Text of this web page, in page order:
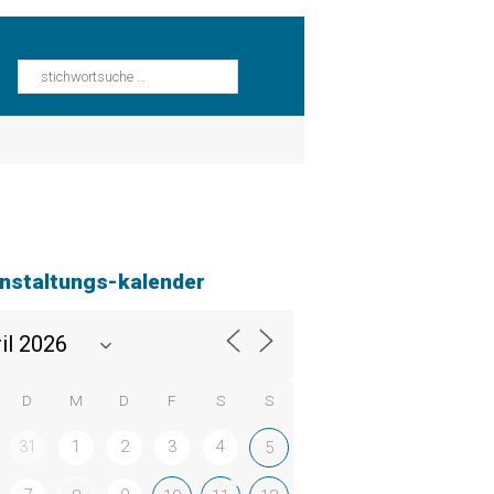
kalender
D M D F S S
31 1 2 3 4 5